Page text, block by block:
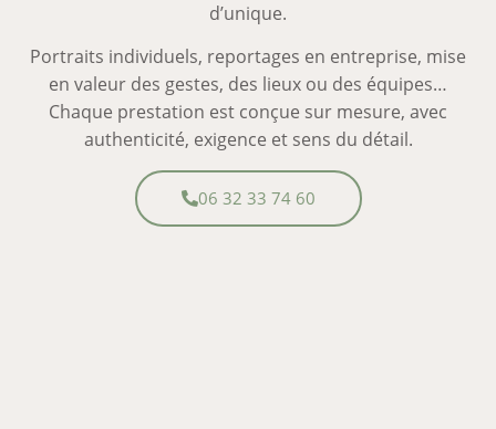
d’unique.
Portraits individuels, reportages en entreprise, mise
en valeur des gestes, des lieux ou des équipes…
Chaque prestation est conçue sur mesure, avec
authenticité, exigence et sens du détail.
06 32 33 74 60